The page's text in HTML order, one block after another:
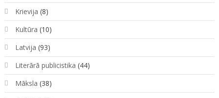
Krievija (8)
Kultūra (10)
Latvija (93)
Literārā publicistika (44)
Māksla (38)